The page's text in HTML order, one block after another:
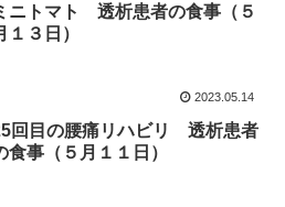
ニトマト 透析患者の食事（５
１３日）
2023.05.14
回目の腰痛リハビリ 透析患者
食事（５月１１日）